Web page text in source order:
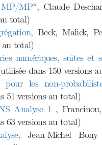
MP/MP*, Claude
total)
, Beck, Malick,
au total)
numériques, suites et
dans 150 versions
pour les non-
51 versions au total)
Analyse 1 ,
63 versions au total)
, Jean-Michel